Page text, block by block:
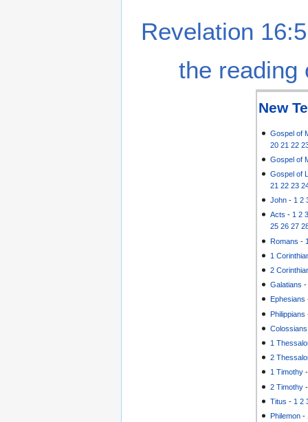
Revelation
the reading
New
Gospel of
20 21 22
Gospel of
Gospel of
21 22 23
John - 1 2
Acts -1 2
25 26 27
Romans -
1
2
Galatians
Ephesians
Philippians
Colossians
1
2
1 Timothy
2 Timothy
Titus - 1 2
Philemon -